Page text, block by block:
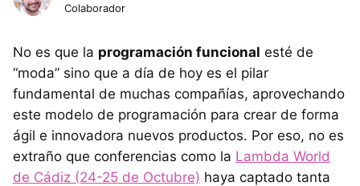
Colaborador
No es que la programación funcional esté de
“moda” sino que a día de hoy es el pilar
fundamental de muchas compañías, aprovechando
este modelo de programación para crear de forma
ágil e innovadora nuevos productos. Por eso, no es
extraño que conferencias como la Lambda World
de Cádiz (24-25 de Octubre) haya captado tanta